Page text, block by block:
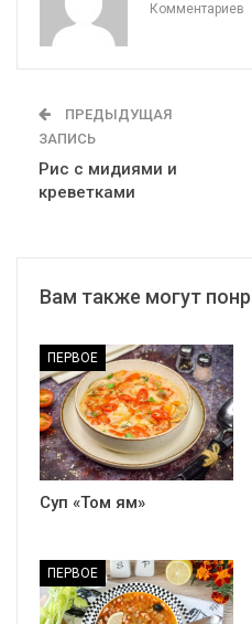
Комментариев
ПРЕДЫДУЩАЯ
ЗАПИСЬ
Рис с мидиями и
креветками
Вам также могут
ПЕРВОЕ
Суп «Том ям»
ПЕРВОЕ